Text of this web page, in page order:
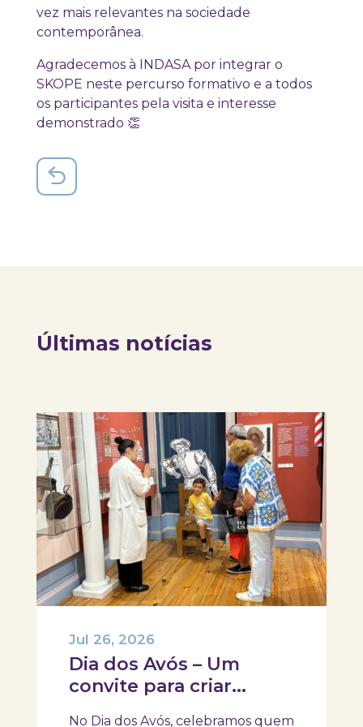
vez mais relevantes na sociedade
contemporânea.
Agradecemos à INDASA por integrar o
SKOPE neste percurso formativo e a todos
os participantes pela visita e interesse
demonstrado 👏
Últimas notícias
Dia dos Avós – Um
convite para criar
Jul 26, 2026
No Dia dos Avós, celebramos quem